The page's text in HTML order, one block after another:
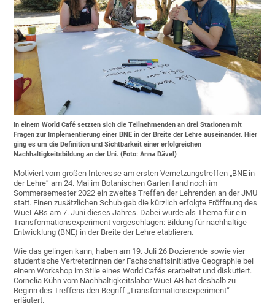
In einem World Café setzten sich die Teilnehmenden an drei Stationen mit
Fragen zur Implementierung einer BNE in der Breite der Lehre auseinander. Hier
ging es um die Definition und Sichtbarkeit einer erfolgreichen
Nachhaltigkeitsbildung an der Uni. (Foto: Anna Dävel)
Motiviert vom großen Interesse am ersten Vernetzungstreffen „BNE in
der Lehre“ am 24. Mai im Botanischen Garten fand noch im
Sommersemester 2022 ein zweites Treffen der Lehrenden an der JMU
statt. Einen zusätzlichen Schub gab die kürzlich erfolgte Eröffnung des
WueLABs am 7. Juni dieses Jahres. Dabei wurde als Thema für ein
Transformationsexperiment vorgeschlagen: Bildung für nachhaltige
Entwicklung (BNE) in der Breite der Lehre etablieren.
Wie das gelingen kann, haben am 19. Juli 26 Dozierende sowie vier
studentische Vertreter:innen der Fachschaftsinitiative Geographie bei
einem Workshop im Stile eines World Cafés erarbeitet und diskutiert.
Cornelia Kühn vom Nachhaltigkeitslabor WueLAB hat deshalb zu
Beginn des Treffens den Begriff „Transformationsexperiment“
erläutert.